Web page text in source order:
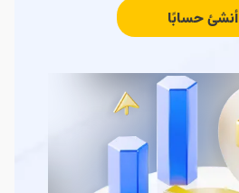
أنشئ حسابًا